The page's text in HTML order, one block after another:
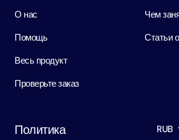
О нас
Помощь
Весь продукт
Проверьте заказ
Чем
Статьи
Политика RUB